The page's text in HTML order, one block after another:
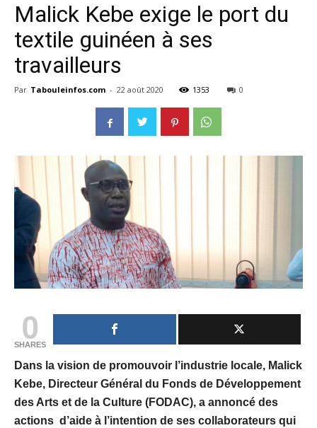
Malick Kebe exige le port du
textile guinéen à ses
travailleurs
Par Tabouleinfos.com - 22 août 2020 1353 0
0
SHARES
Dans la vision de promouvoir l’industrie locale, Malick
Kebe, Directeur Général du Fonds de Développement
des Arts et de la Culture (FODAC), a annoncé des
actions d’aide à l’intention de ses collaborateurs qui